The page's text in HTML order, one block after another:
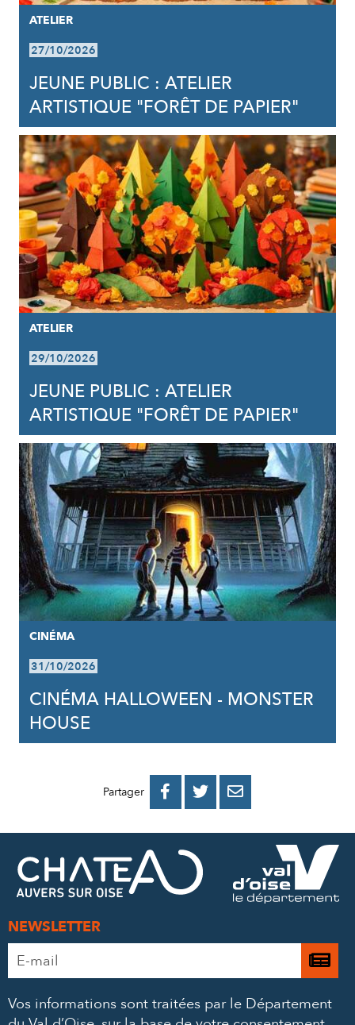
ATELIER
27/10/2026
JEUNE PUBLIC : ATELIER
ARTISTIQUE "FORÊT DE PAPIER"
ATELIER
29/10/2026
JEUNE PUBLIC : ATELIER
ARTISTIQUE "FORÊT DE PAPIER"
CINÉMA
31/10/2026
CINÉMA HALLOWEEN - MONSTER
HOUSE
Partager 
PARTAGER
FACEBOOK
PARTAGER
PARTAGER
MAIL
NEWSLETTER
Adresse
e-
*
Je
à
Vos informations sont traitées par le Département